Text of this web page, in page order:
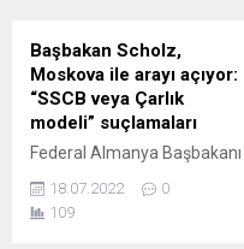
Scholz ile Fransa
Cumhurbaşkanı Emmanuel
Macron’un bağımsızlıklarını
yitirdiklerini öne sürerek
“Ukrayna sorunu”nun
giderilmesi için arabulucu
olamayacaklarını ifade...
Başbakan Scholz,
Moskova ile arayı açıyor:
“SSCB veya Çarlık
modeli” suçlamaları
Federal Almanya Başbakanı
emperyalizmin Avrupa’ya
geri döndüğüdür”
18.07.2022
0
109